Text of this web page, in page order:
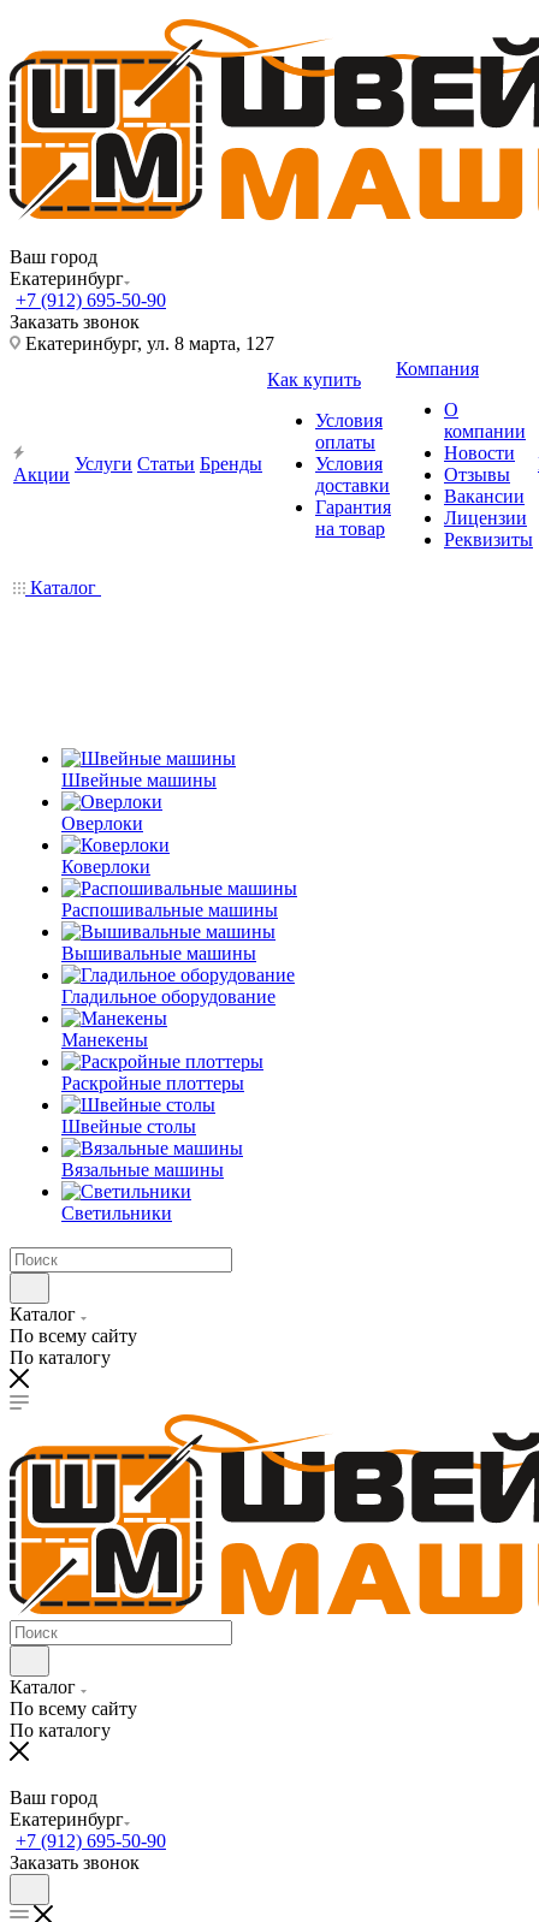
Ваш город
Екатеринбург
+7 (912) 695-50-90
Заказать звонок
Екатеринбург, ул. 8 марта, 127
Акции
Услуги Статьи Бренды
Как купить
Условия
оплаты
Условия
доставки
Гарантия
на товар
Компания
О
компании
Новости
Отзывы
Вакансии
Лицензии
Реквизиты
Каталог
Швейные машины
Оверлоки
Коверлоки
Распошивальные машины
Вышивальные машины
Гладильное оборудование
Манекены
Раскройные плоттеры
Швейные столы
Вязальные машины
Светильники
Каталог
По всему сайту
По каталогу
Каталог
По всему сайту
По каталогу
Ваш город
Екатеринбург
+7 (912) 695-50-90
Заказать звонок